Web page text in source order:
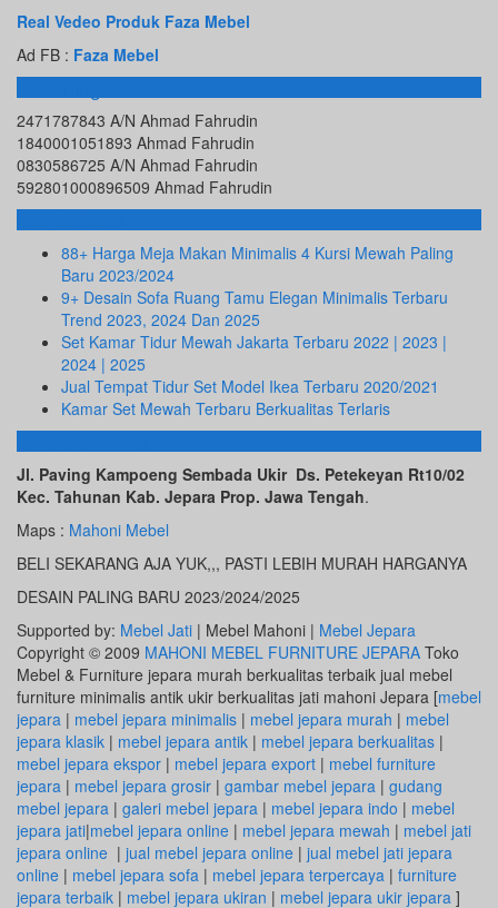
Real Vedeo Produk Faza Mebel
Ad FB : Faza Mebel
Rekening Bank
2471787843 A/N Ahmad Fahrudin
1840001051893 Ahmad Fahrudin
0830586725 A/N Ahmad Fahrudin
592801000896509 Ahmad Fahrudin
Info Terbaru
88+ Harga Meja Makan Minimalis 4 Kursi Mewah Paling
Baru 2023/2024
9+ Desain Sofa Ruang Tamu Elegan Minimalis Terbaru
Trend 2023, 2024 Dan 2025
Set Kamar Tidur Mewah Jakarta Terbaru 2022 | 2023 |
2024 | 2025
Jual Tempat Tidur Set Model Ikea Terbaru 2020/2021
Kamar Set Mewah Terbaru Berkualitas Terlaris
ALAMAT KAMI
Jl. Paving Kampoeng Sembada Ukir Ds. Petekeyan Rt10/02
Kec. Tahunan Kab. Jepara Prop. Jawa Tengah.
Maps : Mahoni Mebel
BELI SEKARANG AJA YUK,,, PASTI LEBIH MURAH HARGANYA
DESAIN PALING BARU 2023/2024/2025
Supported by: Mebel Jati | Mebel Mahoni | Mebel Jepara
Copyright © 2009 MAHONI MEBEL FURNITURE JEPARA Toko
Mebel & Furniture jepara murah berkualitas terbaik jual mebel
furniture minimalis antik ukir berkualitas jati mahoni Jepara [mebel
jepara | mebel jepara minimalis | mebel jepara murah | mebel
jepara klasik | mebel jepara antik | mebel jepara berkualitas |
mebel jepara ekspor | mebel jepara export | mebel furniture
jepara | mebel jepara grosir | gambar mebel jepara | gudang
mebel jepara | galeri mebel jepara | mebel jepara indo | mebel
jepara jati|mebel jepara online | mebel jepara mewah | mebel jati
jepara online | jual mebel jepara online | jual mebel jati jepara
online | mebel jepara sofa | mebel jepara terpercaya | furniture
jepara terbaik | mebel jepara ukiran | mebel jepara ukir jepara ]